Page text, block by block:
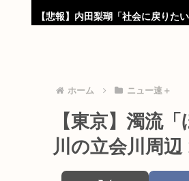
【悲報】内田梨瑚「社会に戻りたい
ホーム ニュー速＋
【東京】濁流
川の立会川周